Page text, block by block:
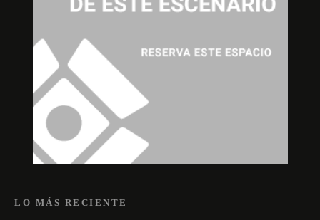
LO MÁS RECIENTE